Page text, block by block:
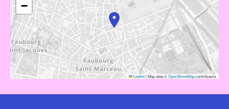
−
Leaflet|Map data ©OpenStreetMapcontributors